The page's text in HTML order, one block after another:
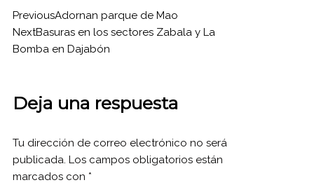
PreviousAdornan parque de Mao
NextBasuras en los sectores Zabala y La
Bomba en Dajabón
Deja una respuesta
Tu dirección de correo electrónico no será
publicada. Los campos obligatorios están
marcados con *